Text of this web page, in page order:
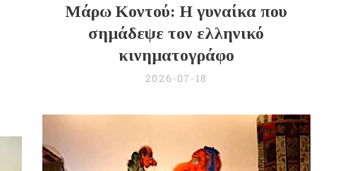
Μάρω Κοντού: Η γυναίκα που
σημάδεψε τον ελληνικό
κινηματογράφο
2026-07-18